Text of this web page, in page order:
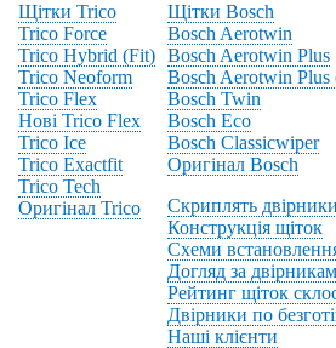
Щітки Trico
Trico Force
Trico Hybrid (Fit)
Trico Neoform
Trico Flex
Нові Trico Flex
Trico Ice
Trico Exactfit
Trico Tech
Оригінал Trico
Щітки Bosch
Bosch Aerotwin
Bosch Aerotwin Plus
Bosch Aerotwin Plus
Bosch Twin
Bosch Eco
Bosch Classicwiper
Оригінал Bosch
Скриплять
Конструкція щіток
Схеми
Догляд за
Рейтинг щіток
Двірники по
Наші клієнти